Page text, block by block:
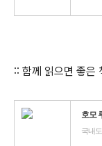
:: 함께 읽으면 좋은
호모
국내